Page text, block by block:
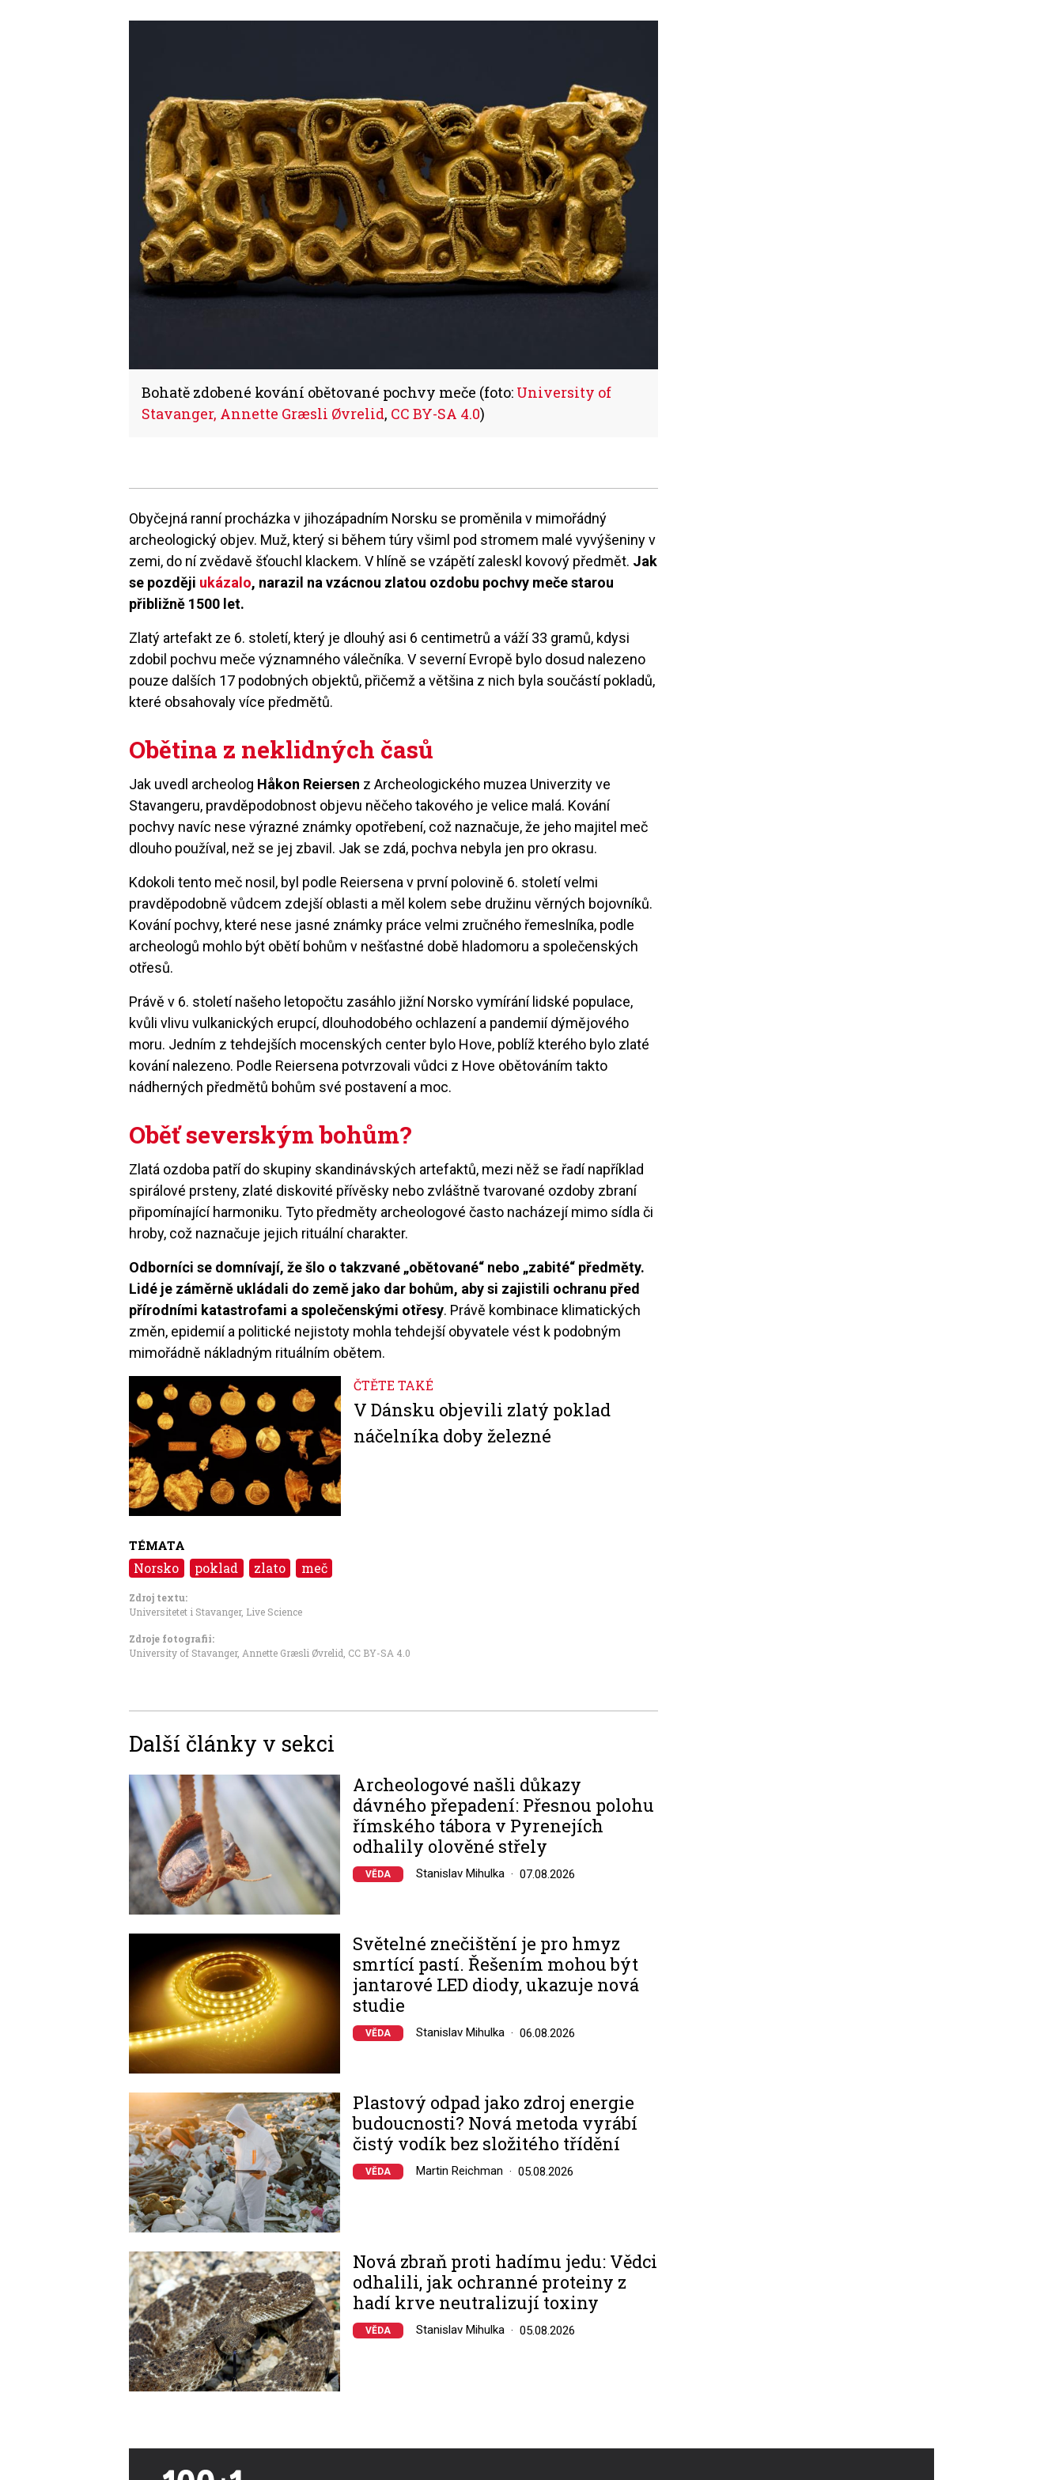
Bohatě zdobené kování obětované pochvy meče (foto: University of
Stavanger, Annette Græsli Øvrelid, CC BY-SA 4.0)
Obyčejná ranní procházka v jihozápadním Norsku se proměnila v mimořádný
archeologický objev. Muž, který si během túry všiml pod stromem malé vyvýšeniny v
zemi, do ní zvědavě šťouchl klackem. V hlíně se vzápětí zaleskl kovový předmět. Jak
se později ukázalo, narazil na vzácnou zlatou ozdobu pochvy meče starou
přibližně 1500 let.
Zlatý artefakt ze 6. století, který je dlouhý asi 6 centimetrů a váží 33 gramů, kdysi
zdobil pochvu meče významného válečníka. V severní Evropě bylo dosud nalezeno
pouze dalších 17 podobných objektů, přičemž a většina z nich byla součástí pokladů,
které obsahovaly více předmětů.
Obětina z neklidných časů
Jak uvedl archeolog Håkon Reiersen z Archeologického muzea Univerzity ve
Stavangeru, pravděpodobnost objevu něčeho takového je velice malá. Kování
pochvy navíc nese výrazné známky opotřebení, což naznačuje, že jeho majitel meč
dlouho používal, než se jej zbavil. Jak se zdá, pochva nebyla jen pro okrasu.
Kdokoli tento meč nosil, byl podle Reiersena v první polovině 6. století velmi
pravděpodobně vůdcem zdejší oblasti a měl kolem sebe družinu věrných bojovníků.
Kování pochvy, které nese jasné známky práce velmi zručného řemeslníka, podle
archeologů mohlo být obětí bohům v nešťastné době hladomoru a společenských
otřesů.
Právě v 6. století našeho letopočtu zasáhlo jižní Norsko vymírání lidské populace,
kvůli vlivu vulkanických erupcí, dlouhodobého ochlazení a pandemií dýmějového
moru. Jedním z tehdejších mocenských center bylo Hove, poblíž kterého bylo zlaté
kování nalezeno. Podle Reiersena potvrzovali vůdci z Hove obětováním takto
nádherných předmětů bohům své postavení a moc.
Oběť severským bohům?
Zlatá ozdoba patří do skupiny skandinávských artefaktů, mezi něž se řadí například
spirálové prsteny, zlaté diskovité přívěsky nebo zvláštně tvarované ozdoby zbraní
připomínající harmoniku. Tyto předměty archeologové často nacházejí mimo sídla či
hroby, což naznačuje jejich rituální charakter.
Odborníci se domnívají, že šlo o takzvané „obětované“ nebo „zabité“ předměty.
Lidé je záměrně ukládali do země jako dar bohům, aby si zajistili ochranu před
přírodními katastrofami a společenskými otřesy. Právě kombinace klimatických
změn, epidemií a politické nejistoty mohla tehdejší obyvatele vést k podobným
mimořádně nákladným rituálním obětem.
Image ČTĚTE TAKÉ
V Dánsku objevili zlatý poklad
náčelníka doby železné
TÉMATA
Norsko poklad zlato meč
Zdroj textu:
Universitetet i Stavanger, Live Science
Zdroje fotografii:
University of Stavanger, Annette Græsli Øvrelid CC BY-SA 4.0
Další články v sekci
Image
Archeologové našli důkazy
dávného přepadení: Přesnou polohu
římského tábora v Pyrenejích
odhalily olověné střely
VĚDA Stanislav Mihulka 07.08.2026
Světelné znečištění je pro hmyz
smrtící pastí. Řešením mohou být
jantarové LED diody, ukazuje nová
studie
VĚDA Stanislav Mihulka 06.08.2026
Image
Plastový odpad jako zdroj energie
budoucnosti? Nová metoda vyrábí
čistý vodík bez složitého třídění
VĚDA Martin Reichman 05.08.2026
Image
Nová zbraň proti hadímu jedu: Vědci
odhalili, jak ochranné proteiny z
hadí krve neutralizují toxiny
VĚDA Stanislav Mihulka 05.08.2026